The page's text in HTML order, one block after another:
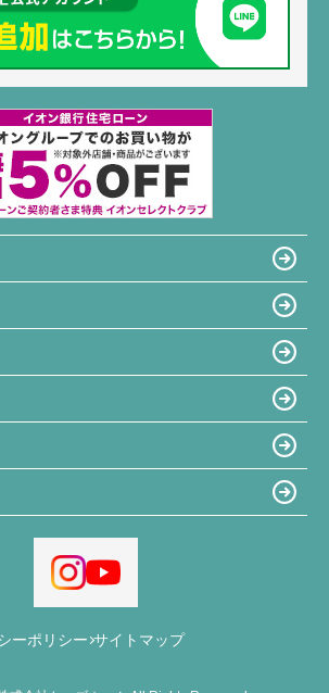
ーポリシー サイトマップ